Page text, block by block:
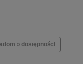
o dostępności